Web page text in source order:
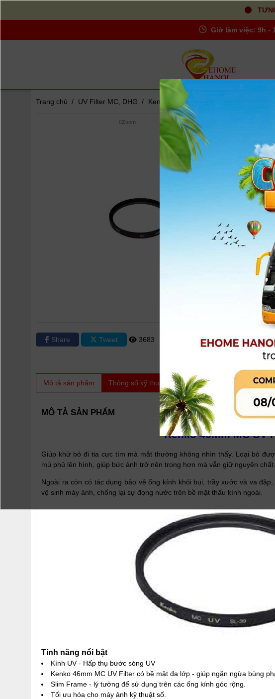
Giờ làm việc: 9h -
Trang chủ / UV Filter MC, DHG / Kenko 46mm MC UV Filter
Zoom
Share Tweet 3683
Bề
Tối
Bảo
Giá
Mô tả sản phẩm Thông số kỹ thuật Video Sản phẩm đang
MÔ TẢ SẢN PHẨM
Kenko 46mm MC UV
Giúp khử bỏ đi tia cực tím mà mắt thường không nhìn thấy. Loại bỏ
mù phủ lên hình, giúp bức ảnh trở nên trong hơn mà vẫn giữ nguyên chất
Ngoài ra còn có tác dụng bảo vệ ống kính khỏi bụi, trầy xước và va
vệ sinh máy ảnh, chống lại sự đọng nước trên bề mặt thấu kính ngoài.
Tính năng nổi bật
Kính UV - Hấp thụ bước sóng UV
Kenko 46mm MC UV Filter có bề mặt đa lớp - giúp ngăn ngừa bùng
Slim Frame - lý tưởng để sử dụng trên các ống kính góc rộng.
Tối ưu hóa cho máy ảnh kỹ thuật số.